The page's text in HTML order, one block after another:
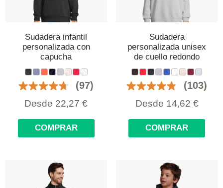
Sudadera infantil
personalizada con
capucha
(97)
Desde 22,27 €
COMPRAR
Sudadera
personalizada unisex
de cuello redondo
(103)
Desde 14,62 €
COMPRAR